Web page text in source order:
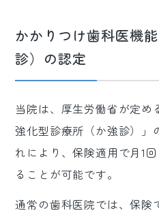
かかりつけ歯科医機
診）の認定
当院は、厚生労働省が定
強化型診療所（か強診）」
れにより、保険適用で月1
ることが可能です。
通常の歯科医院では、保険